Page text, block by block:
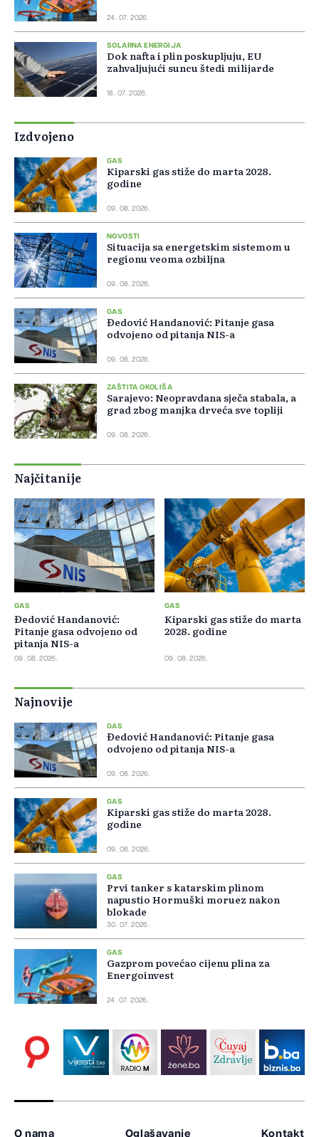
24. 07. 2026.
SOLARNA ENERGIJA
Dok nafta i plin poskupljuju, EU
zahvaljujući suncu štedi milijarde
18. 07. 2026.
Izdvojeno
GAS
Kiparski gas stiže do marta 2028.
godine
09. 08. 2026.
NOVOSTI
Situacija sa energetskim sistemom u
regionu veoma ozbiljna
09. 08. 2026.
GAS
Đedović Handanović: Pitanje gasa
odvojeno od pitanja NIS-a
09. 08. 2026.
ZAŠTITA OKOLIŠA
Sarajevo: Neopravdana sječa stabala, a
grad zbog manjka drveća sve topliji
09. 08. 2026.
Najčitanije
GAS
Đedović Handanović:
Pitanje gasa odvojeno od
pitanja NIS-a
09. 08. 2026.
GAS
Kiparski gas stiže do marta
2028. godine
09. 08. 2026.
Najnovije
GAS
Đedović Handanović: Pitanje gasa
odvojeno od pitanja NIS-a
09. 08. 2026.
GAS
Kiparski gas stiže do marta 2028.
godine
09. 08. 2026.
GAS
Prvi tanker s katarskim plinom
napustio Hormuški moruez nakon
blokade
30. 07. 2026.
GAS
Gazprom povećao cijenu plina za
Energoinvest
24. 07. 2026.
O nama Oglašavanje Kontakt